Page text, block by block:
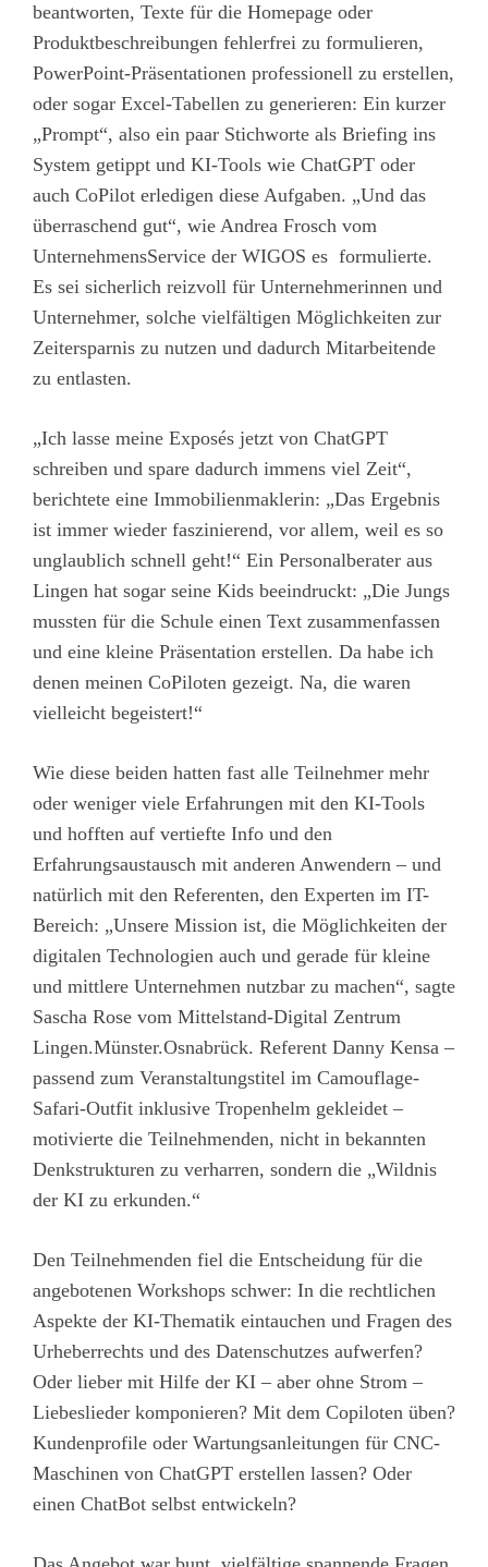
beantworten, Texte für die Homepage oder
Produktbeschreibungen fehlerfrei zu formulieren,
PowerPoint-Präsentationen professionell zu erstellen,
oder sogar Excel-Tabellen zu generieren: Ein kurzer
„Prompt“, also ein paar Stichworte als Briefing ins
System getippt und KI-Tools wie ChatGPT oder
auch CoPilot erledigen diese Aufgaben. „Und das
überraschend gut“, wie Andrea Frosch vom
UnternehmensService der WIGOS es formulierte.
Es sei sicherlich reizvoll für Unternehmerinnen und
Unternehmer, solche vielfältigen Möglichkeiten zur
Zeitersparnis zu nutzen und dadurch Mitarbeitende
zu entlasten.
„Ich lasse meine Exposés jetzt von ChatGPT
schreiben und spare dadurch immens viel Zeit“,
berichtete eine Immobilienmaklerin: „Das Ergebnis
ist immer wieder faszinierend, vor allem, weil es so
unglaublich schnell geht!“ Ein Personalberater aus
Lingen hat sogar seine Kids beeindruckt: „Die Jungs
mussten für die Schule einen Text zusammenfassen
und eine kleine Präsentation erstellen. Da habe ich
denen meinen CoPiloten gezeigt. Na, die waren
vielleicht begeistert!“
Wie diese beiden hatten fast alle Teilnehmer mehr
oder weniger viele Erfahrungen mit den KI-Tools
und hofften auf vertiefte Info und den
Erfahrungsaustausch mit anderen Anwendern – und
natürlich mit den Referenten, den Experten im IT-
Bereich: „Unsere Mission ist, die Möglichkeiten der
digitalen Technologien auch und gerade für kleine
und mittlere Unternehmen nutzbar zu machen“, sagte
Sascha Rose vom Mittelstand-Digital Zentrum
Lingen.Münster.Osnabrück. Referent Danny Kensa –
passend zum Veranstaltungstitel im Camouflage-
Safari-Outfit inklusive Tropenhelm gekleidet –
motivierte die Teilnehmenden, nicht in bekannten
Denkstrukturen zu verharren, sondern die „Wildnis
der KI zu erkunden.“
Den Teilnehmenden fiel die Entscheidung für die
angebotenen Workshops schwer: In die rechtlichen
Aspekte der KI-Thematik eintauchen und Fragen des
Urheberrechts und des Datenschutzes aufwerfen?
Oder lieber mit Hilfe der KI – aber ohne Strom –
Liebeslieder komponieren? Mit dem Copiloten üben?
Kundenprofile oder Wartungsanleitungen für CNC-
Maschinen von ChatGPT erstellen lassen? Oder
einen ChatBot selbst entwickeln?